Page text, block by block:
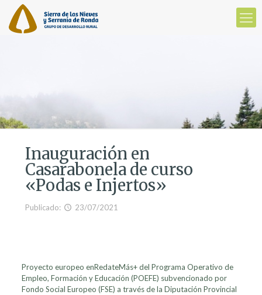
Inauguración en
Casarabonela de curso
«Podas e Injertos»
Publicado: 23/07/2021
Proyecto europeo enRedateMás+ del Programa Operativo de
Empleo, Formación y Educación (POEFE) subvencionado por
Fondo Social Europeo (FSE) a través de la Diputación Provincial